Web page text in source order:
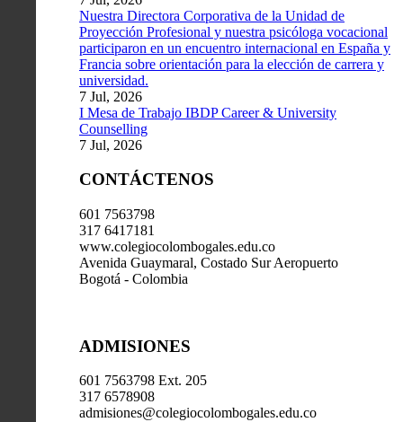
Nuestra Directora Corporativa de la Unidad de
Proyección Profesional y nuestra psicóloga vocacional
participaron en un encuentro internacional en España y
Francia sobre orientación para la elección de carrera y
universidad.
7 Jul, 2026
I Mesa de Trabajo IBDP Career & University
Counselling
7 Jul, 2026
CONTÁCTENOS
601 7563798
317 6417181
www.colegiocolombogales.edu.co
Avenida Guaymaral, Costado Sur Aeropuerto
Bogotá - Colombia
ADMISIONES
601 7563798 Ext. 205
317 6578908
admisiones@colegiocolombogales.edu.co